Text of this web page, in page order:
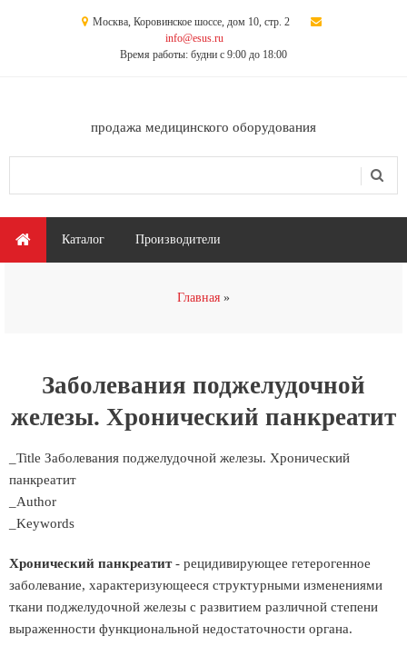
Москва, Коровинское шоссе, дом 10, стр. 2
info@esus.ru
Время работы: будни с 9:00 до 18:00
продажа медицинского оборудования
Главное меню
Каталог Производители
Главная
Заболевания поджелудочной
железы. Хронический панкреатит
_Title Заболевания поджелудочной железы. Хронический
панкреатит
_Author
_Keywords
Хронический панкреатит- рецидивирующее гетерогенное
заболевание, характеризующееся структурными изменениями
ткани поджелудочной железы с развитием различной степени
выраженности функциональной недостаточности органа.